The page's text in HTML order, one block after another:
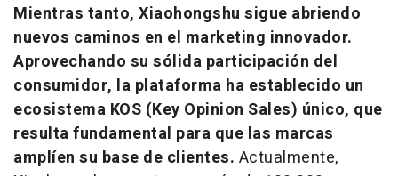
Mientras tanto, Xiaohongshu sigue abriendo
nuevos caminos en el marketing innovador.
Aprovechando su sólida participación del
consumidor, la plataforma ha establecido un
ecosistema KOS (Key Opinion Sales) único, que
resulta fundamental para que las marcas
amplíen su base de clientes. Actualmente,